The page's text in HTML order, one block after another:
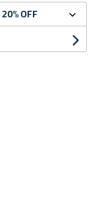
20% OFF